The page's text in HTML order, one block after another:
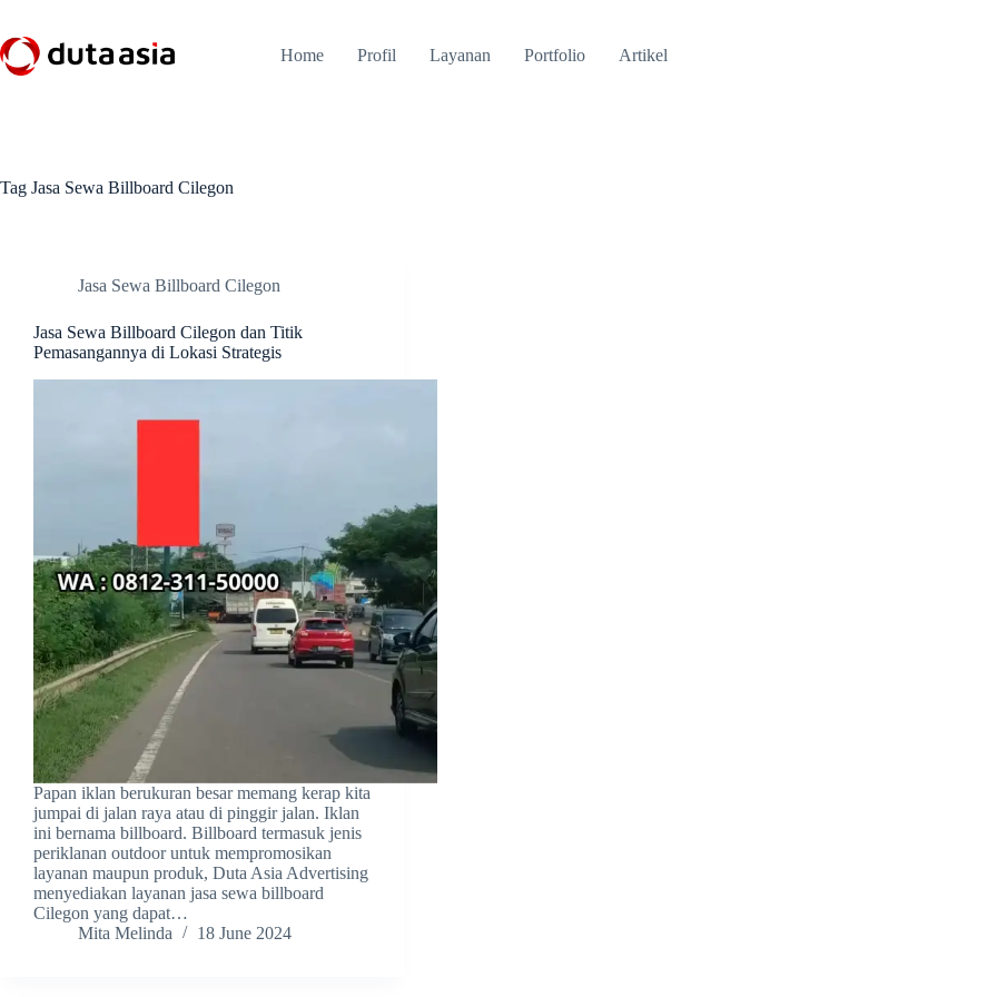
content
Home Profil Layanan Portfolio Artikel
Tag Jasa Sewa Billboard Cilegon
Jasa Sewa Billboard Cilegon
Jasa Sewa Billboard Cilegon dan Titik
Pemasangannya di Lokasi Strategis
Papan iklan berukuran besar memang kerap kita
jumpai di jalan raya atau di pinggir jalan. Iklan
ini bernama billboard. Billboard termasuk jenis
periklanan outdoor untuk mempromosikan
layanan maupun produk, Duta Asia Advertising
menyediakan layanan jasa sewa billboard
Cilegon yang dapat…
Mita Melinda
18 June 2024